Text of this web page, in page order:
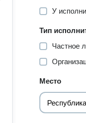
У
Тип
Частное
Место